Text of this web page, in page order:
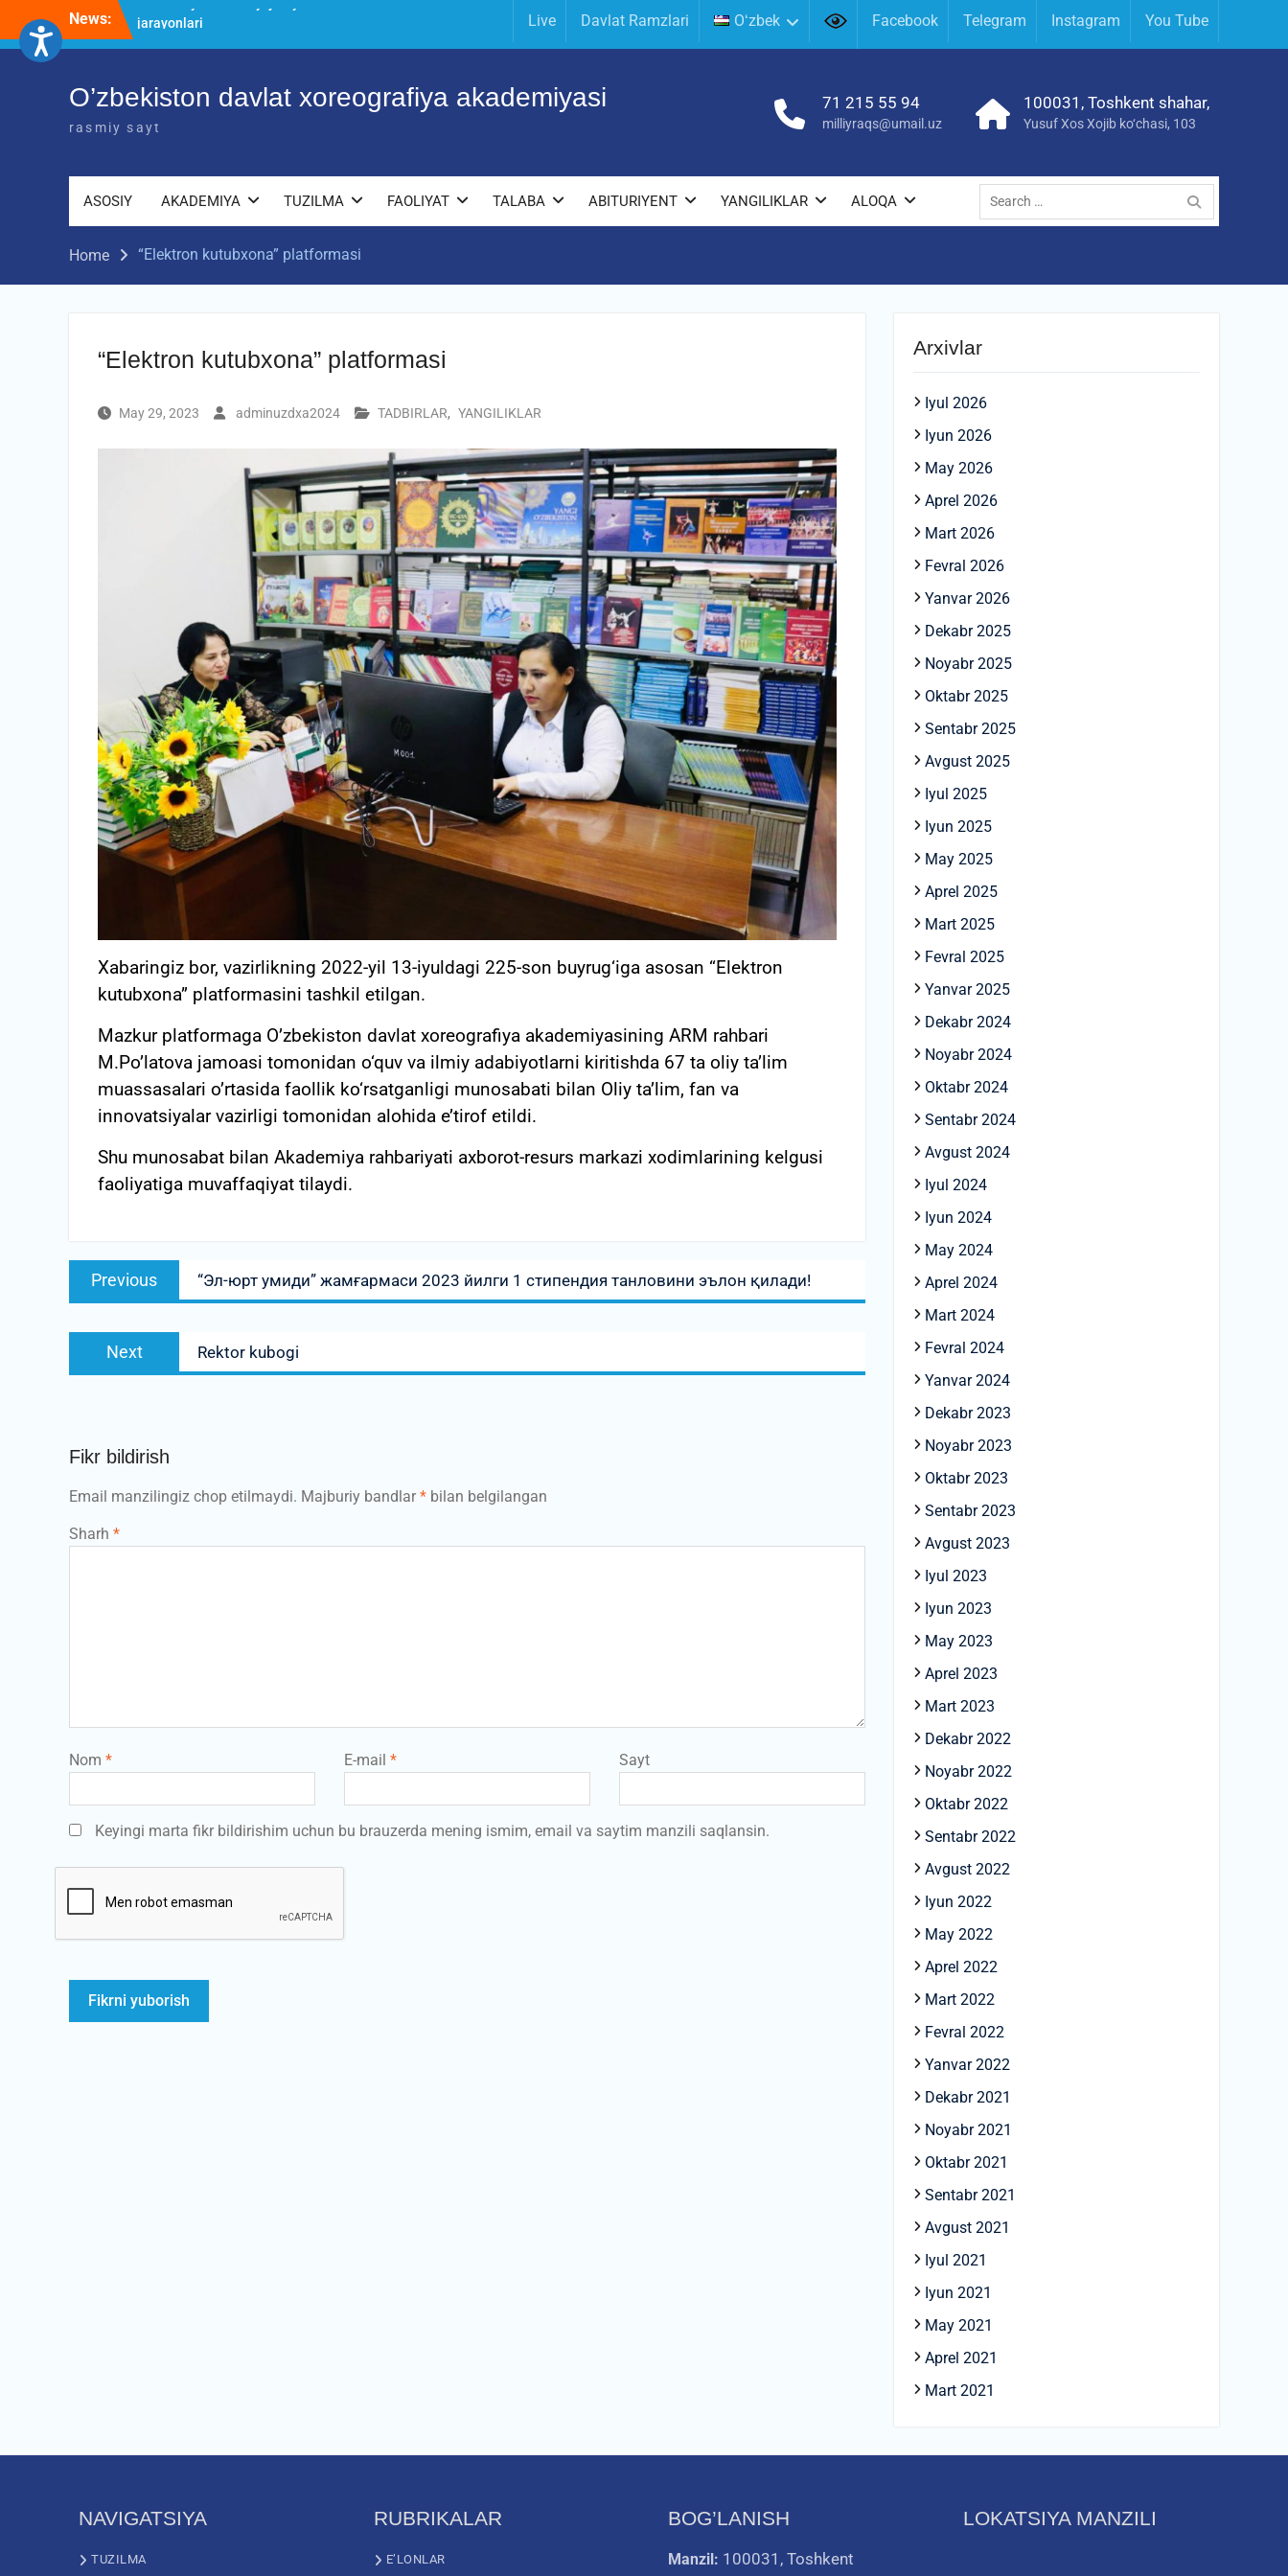
content
News:
O’ZBEKISTON DAVLAT XOREOGRAFIYA
Akademiyada kasbiy ijodiy imtihon
Live Davlat Ramzlari Oʻzbek Facebook Telegram Instagram You Tube
O’zbekiston davlat xoreografiya akademiyasi
rasmiy sayt
71 215 55 94
milliyraqs@umail.uz
100031, Toshkent shahar,
Yusuf Xos Xojib ko‘chasi, 103
ASOSIY AKADEMIYA TUZILMA FAOLIYAT TALABA ABITURIYENT YANGILIKLAR ALOQA
Search
for:
Home “Elektron kutubxona” platformasi
“Elektron kutubxona” platformasi
May 29, 2023 adminuzdxa2024 TADBIRLAR, YANGILIKLAR
Xabaringiz bor, vazirlikning 2022-yil 13-iyuldagi 225-son buyrug‘iga asosan “Elektron
kutubxona” platformasini tashkil etilgan.
Mazkur platformaga O’zbekiston davlat xoreografiya akademiyasining ARM rahbari
M.Po’latova jamoasi tomonidan o‘quv va ilmiy adabiyotlarni kiritishda 67 ta oliy ta’lim
muassasalari o’rtasida faollik ko‘rsatganligi munosabati bilan Oliy ta’lim, fan va
innovatsiyalar vazirligi tomonidan alohida e’tirof etildi.
Shu munosabat bilan Akademiya rahbariyati axborot-resurs markazi xodimlarining kelgusi
faoliyatiga muvaffaqiyat tilaydi.
Post
menyusi
Previous
Previous
post:
“Эл-юрт умиди” жамғармаси 2023 йилги 1 стипендия танловини эълон қилади!
Next
Next
post:
Rektor kubogi
Fikr bildirish
Email manzilingiz chop etilmaydi. Majburiy bandlar* bilan belgilangan
Sharh *
Nom * E-mail * Sayt
Keyingi marta fikr bildirishim uchun bu brauzerda mening ismim, email va saytim manzili saqlansin.
Arxivlar
Iyul 2026
Iyun 2026
May 2026
Aprel 2026
Mart 2026
Fevral 2026
Yanvar 2026
Dekabr 2025
Noyabr 2025
Oktabr 2025
Sentabr 2025
Avgust 2025
Iyul 2025
Iyun 2025
May 2025
Aprel 2025
Mart 2025
Fevral 2025
Yanvar 2025
Dekabr 2024
Noyabr 2024
Oktabr 2024
Sentabr 2024
Avgust 2024
Iyul 2024
Iyun 2024
May 2024
Aprel 2024
Mart 2024
Fevral 2024
Yanvar 2024
Dekabr 2023
Noyabr 2023
Oktabr 2023
Sentabr 2023
Avgust 2023
Iyul 2023
Iyun 2023
May 2023
Aprel 2023
Mart 2023
Dekabr 2022
Noyabr 2022
Oktabr 2022
Sentabr 2022
Avgust 2022
Iyun 2022
May 2022
Aprel 2022
Mart 2022
Fevral 2022
Yanvar 2022
Dekabr 2021
Noyabr 2021
Oktabr 2021
Sentabr 2021
Avgust 2021
Iyul 2021
Iyun 2021
May 2021
Aprel 2021
Mart 2021
NAVIGATSIYA
TUZILMA
RUBRIKALAR
E’LONLAR
BOG’LANISH
Manzil: 100031, Toshkent
LOKATSIYA MANZILI